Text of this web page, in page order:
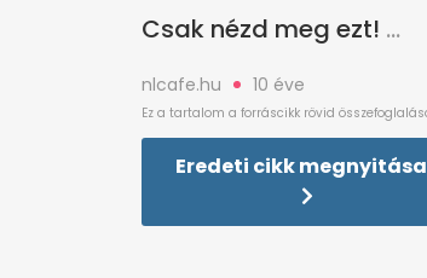
Csak nézd meg ezt!
nlcafe.hu 10 éve
Eredeti cikk megnyitása